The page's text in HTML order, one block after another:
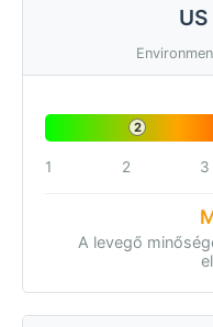
2
1 2 3
A levegő